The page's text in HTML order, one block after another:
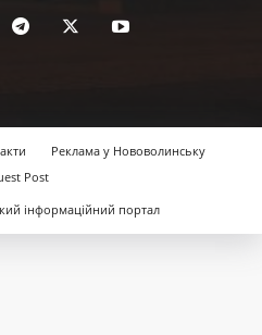
Реклама у Нововолинську
Post
інформаційний портал